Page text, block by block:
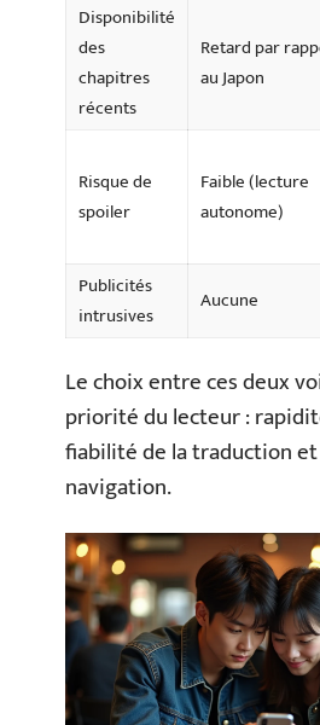
Disponibilité
des
chapitres
récents
Retard par
au Japon
Risque de
spoiler
Faible (lecture
autonome)
Publicités
intrusives
Aucune
Le choix entre ces deux
priorité du lecteur :
fiabilité de la traduction
navigation.